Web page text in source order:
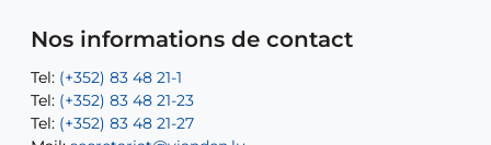
Nos informations de contact
Tel: (+352) 83 48 21-1
Tel: (+352) 83 48 21-23
Tel: (+352) 83 48 21-27
Tel: (+352) 83 48 21-20
Tel: (+352) 83 48 21-22
Mail:sofia.carvalho@vianden.lu
Mail:recette@vianden.lu
Tel:(+352) 83 48 21-31
Tel:Permanence (Fuite d’eau) : 83 48 21 61